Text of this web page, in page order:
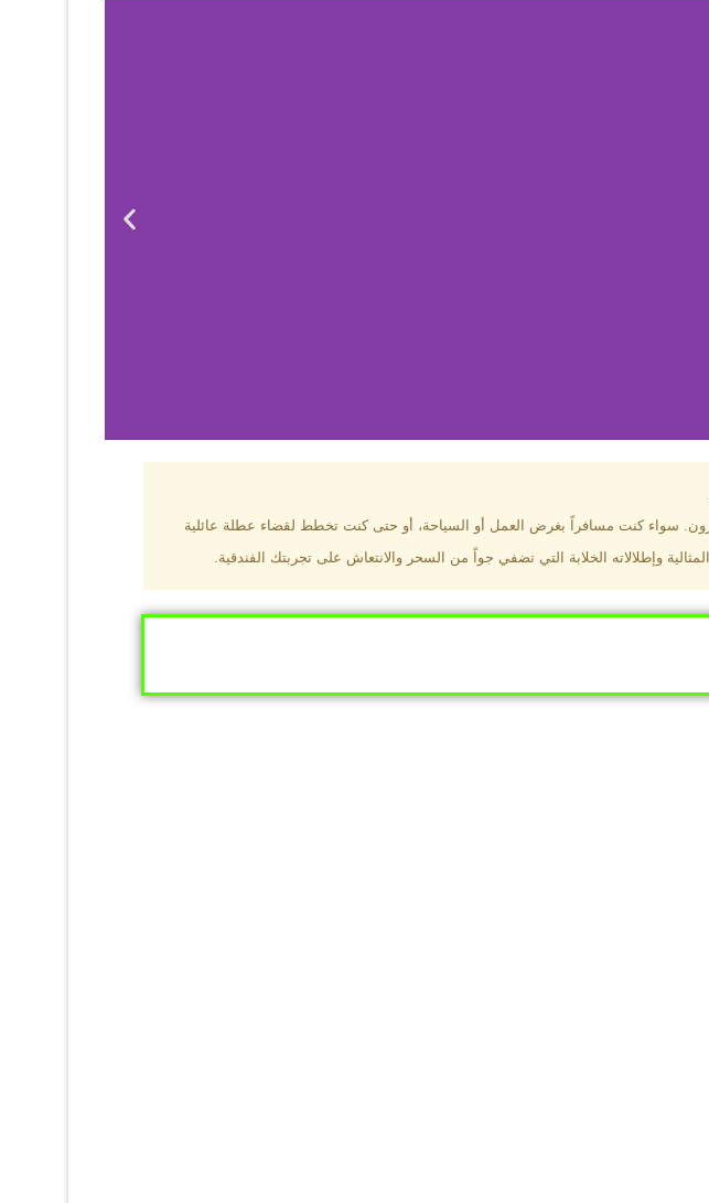
هيلتون طرابزون؟
سبا، صالة ألعاب رياضية، ومطاعم عالمية.
سواء كنت مسافراً بغرض العمل أو السياحة، أو حتى كنت تخطط لقضاء عطلة عائلية
وإطلالاته الخلابة التي تضفي جواً من السحر والانتعاش على تجربتك الفندقية.